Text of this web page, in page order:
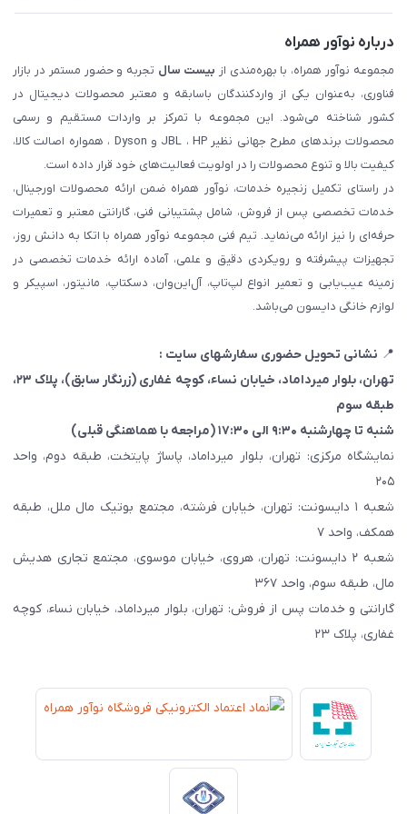
درباره نوآور همراه
مجموعه نوآور همراه، با بهره‌مندی از بیست سال تجربه و حضور مستمر در بازار
فناوری، به‌عنوان یکی از واردکنندگان باسابقه و معتبر محصولات دیجیتال در
کشور شناخته می‌شود. این مجموعه با تمرکز بر واردات مستقیم و رسمی
محصولات برندهای مطرح جهانی نظیر JBL ، HP و Dyson ، همواره اصالت کالا،
کیفیت بالا و تنوع محصولات را در اولویت فعالیت‌های خود قرار داده است.
در راستای تکمیل زنجیره خدمات، نوآور همراه ضمن ارائه محصولات اورجینال،
خدمات تخصصی پس از فروش، شامل پشتیبانی فنی، گارانتی معتبر و تعمیرات
حرفه‌ای را نیز ارائه می‌نماید. تیم فنی مجموعه نوآور همراه با اتکا به دانش روز،
تجهیزات پیشرفته و رویکردی دقیق و علمی، آماده ارائه خدمات تخصصی در
زمینه عیب‌یابی و تعمیر انواع لپ‌تاپ، آل‌این‌وان، دسکتاپ، مانیتور، اسپیکر و
لوازم خانگی دایسون می‌باشد.
📍 نشانی تحویل حضوری سفارشهای سایت :
تهران، بلوار میرداماد، خیابان نساء، کوچه غفاری (زرنگار سابق)
، پلاک ۲۳،
طبقه سوم
شنبه تا چهارشنبه ۹:۳۰ الی ۱۷:۳۰ (مراجعه با هماهنگی قبلی)
نمایشگاه مرکزی: تهران، بلوار میرداماد، پاساژ پایتخت، طبقه دوم، واحد
۲۰۵
شعبه ۱ دایسونت: تهران، خیابان فرشته، مجتمع بوتیک مال ملل، طبقه
همکف، واحد ۷
شعبه ۲ دایسونت: تهران، هروی، خیابان موسوی، مجتمع تجاری هدیش
مال، طبقه سوم، واحد ۳۶۷
گارانتی و خدمات پس از فروش: تهران، بلوار میرداماد، خیابان نساء، کوچه
غفاری، پلاک ۲۳